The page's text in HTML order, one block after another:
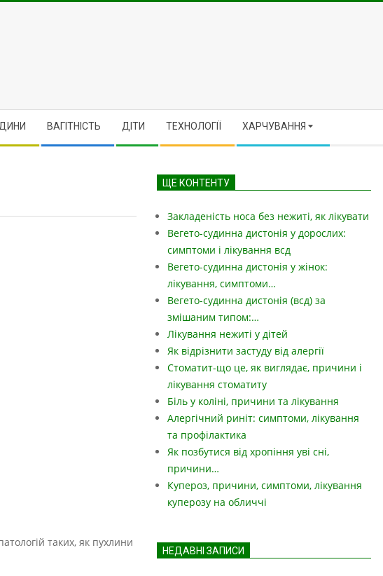
ВАГІТНІСТЬ ДІТИ ТЕХНОЛОГІЇ ХАРЧУВАННЯ
таких, як пухлини
ЩЕ КОНТЕНТУ
Закладеність носа без нежиті, як лікувати
Вегето-судинна дистонія у дорослих:
симптоми і лікування всд
Вегето-судинна дистонія у жінок:
лікування, симптоми…
Вегето-судинна дистонія (всд) за
змішаним типом:…
Лікування нежиті у дітей
Як відрізнити застуду від алергії
Стоматит-що це, як виглядає, причини і
лікування стоматиту
Біль у коліні, причини та лікування
Алергічний риніт: симптоми, лікування
та профілактика
Як позбутися від хропіння уві сні,
причини…
Купероз, причини, симптоми, лікування
куперозу на обличчі
НЕДАВНІ ЗАПИСИ